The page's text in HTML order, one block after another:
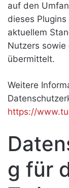
auf den
dieses
aktuellem
Nutzers sowie
übermittelt.
Weitere
https://
g für